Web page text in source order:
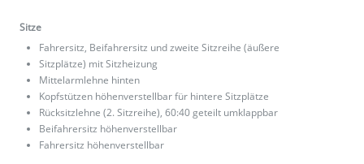
Sitze
Fahrersitz, Beifahrersitz und zweite Sitzreihe (äußere
Sitzplätze) mit Sitzheizung
Mittelarmlehne hinten
Kopfstützen höhenverstellbar für hintere Sitzplätze
Rücksitzlehne (2. Sitzreihe), 60:40 geteilt umklappbar
Beifahrersitz höhenverstellbar
Fahrersitz höhenverstellbar